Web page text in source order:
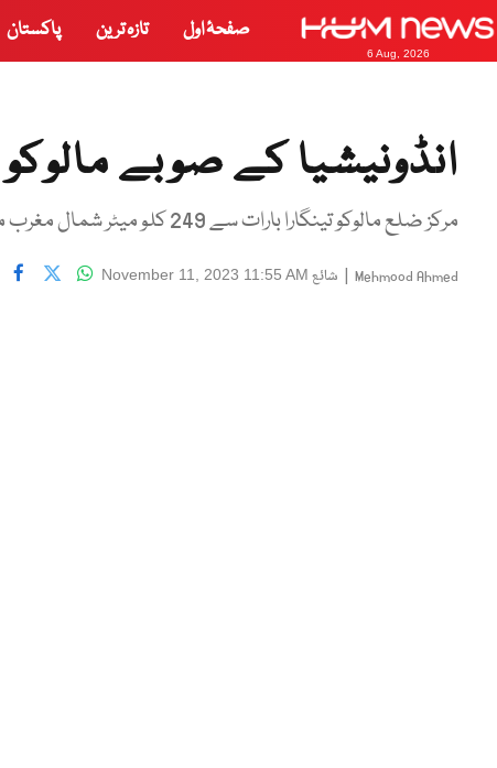
6 Aug, 2026
صفحۂ اول تازہ ترین پاکستان
انڈونیشیا کے صوبے مالوکو میں 6.2 شدت
مرکز ضلع مالوکو تینگارا بارات سے 249 کلو میٹر شمال مغرب میں 10 کلو میٹر سمندر کی تہہ میں تھا
Mehmood Ahmed
| شائع November 11, 2023 11:55 AM